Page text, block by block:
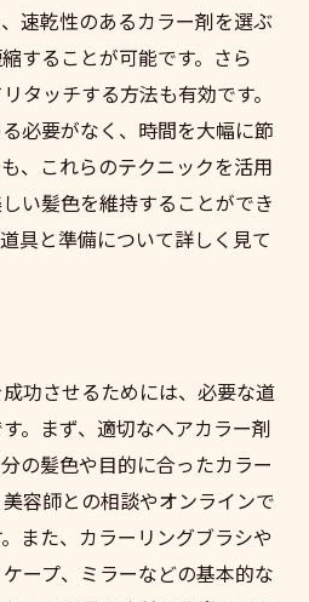
リタッチテクニック
のヘアカラーリタッチのコ
のケアのポイント
でカラーをキープ
持ちさせる食生活
リートメントの重要性
に合ったケア用品
カラーリタッチの秘密
リタッチの手順
させるための道具
落ちを防ぐ方法
保つための習慣
効果を高めるコツ
速乾性のあるカラー剤を選ぶ
することが可能です。さら
タッチする方法も有効です。
必要がなく、時間を大幅に節
、これらのテクニックを活用
い髪色を維持することができ
具と準備について詳しく見て
功させるためには、必要な道
。まず、適切なヘアカラー剤
の髪色や目的に合ったカラー
容師との相談やオンラインで
また、カラーリングブラシや
ープ、ミラーなどの基本的な